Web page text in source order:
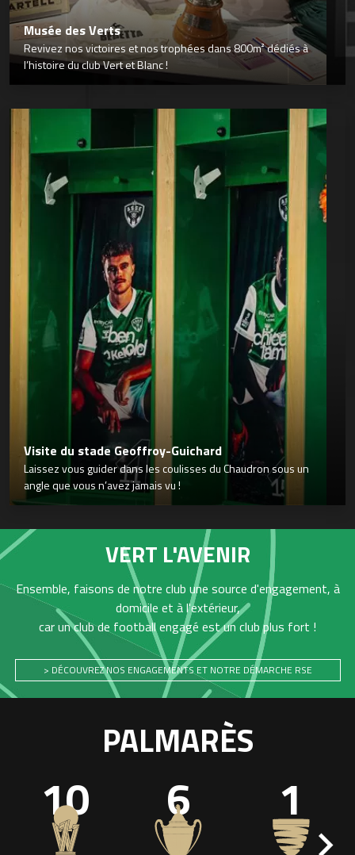
Musée des Verts
Revivez nos victoires et nos trophées dans 800m² dédiés à
l’histoire du club Vert et Blanc !
Visite du stade Geoffroy-Guichard
Laissez vous guider dans les coulisses du Chaudron sous un
angle que vous n’avez jamais vu !
VERT L'AVENIR
Ensemble, faisons de notre club une source d'engagement, à
domicile et à l'extérieur,
car un club de football engagé est un club plus fort !
> DÉCOUVREZ NOS ENGAGEMENTS ET NOTRE DÉMARCHE RSE
PALMARÈS
10 6 1